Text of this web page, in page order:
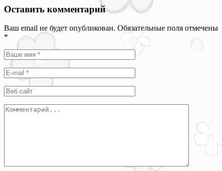
Оставить комментарий
Ваш email не будет опубликован. Обязательные поля отмечены
*